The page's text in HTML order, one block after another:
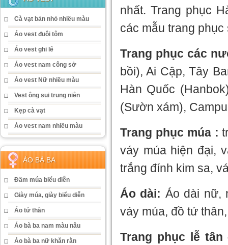
Cà vạt bản nhỏ nhiều màu
Áo vest đuôi tôm
Áo vest ghi lê
Áo vest nam công sở
Áo vest Nữ nhiều màu
Vest ông sui trung niên
Kẹp cà vạt
Áo vest nam nhiều màu
ÁO BÀ BA
Đầm múa biểu diễn
Giày múa, giày biểu diễn
Áo tứ thân
Áo bà ba nam màu nâu
Áo bà ba nữ khăn rằn
nhất. Trang phục
các mẫu trang phục
Trang phục các
bồi), Ai Cập, Tây
Hàn Quốc
(Sườn xám),
Trang phục múa :
váy múa hiện đại,
trắng đính kim sa,
Áo dài: Áo dài nữ,
váy múa, đồ tứ
Trang phục lễ tân